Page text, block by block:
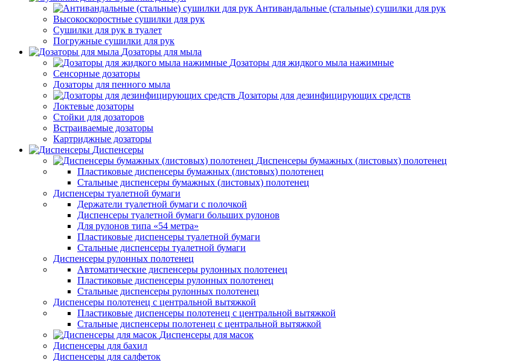
Антивандальные (стальные) сушилки для рук
Высокоскоростные сушилки для рук
Сушилки для рук в туалет
Погружные сушилки для рук
Дозаторы для мыла
Дозаторы для жидкого мыла нажимные
Сенсорные дозаторы
Дозаторы для пенного мыла
Дозаторы для дезинфицирующих средств
Локтевые дозаторы
Стойки для дозаторов
Встраиваемые дозаторы
Картриджные дозаторы
Диспенсеры
Диспенсеры бумажных (листовых) полотенец
Пластиковые диспенсеры бумажных (листовых) полотенец
Стальные диспенсеры бумажных (листовых) полотенец
Диспенсеры туалетной бумаги
Держатели туалетной бумаги с полочкой
Диспенсеры туалетной бумаги больших рулонов
Для рулонов типа «54 метра»
Пластиковые диспенсеры туалетной бумаги
Стальные диспенсеры туалетной бумаги
Диспенсеры рулонных полотенец
Автоматические диспенсеры рулонных полотенец
Пластиковые диспенсеры рулонных полотенец
Стальные диспенсеры рулонных полотенец
Диспенсеры полотенец с центральной вытяжкой
Пластиковые диспенсеры полотенец с центральной вытяжкой
Стальные диспенсеры полотенец с центральной вытяжкой
Диспенсеры для масок
Диспенсеры для бахил
Диспенсеры для салфеток